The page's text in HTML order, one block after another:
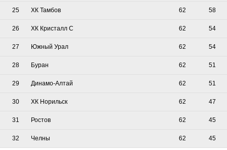
25 ХК Тамбов 62 58
26 ХК Кристалл С 62 54
27 Южный Урал 62 54
28 Буран 62 51
29 Динамо-Алтай 62 51
30 ХК Норильск 62 47
31 Ростов 62 45
32 Челны 62 45